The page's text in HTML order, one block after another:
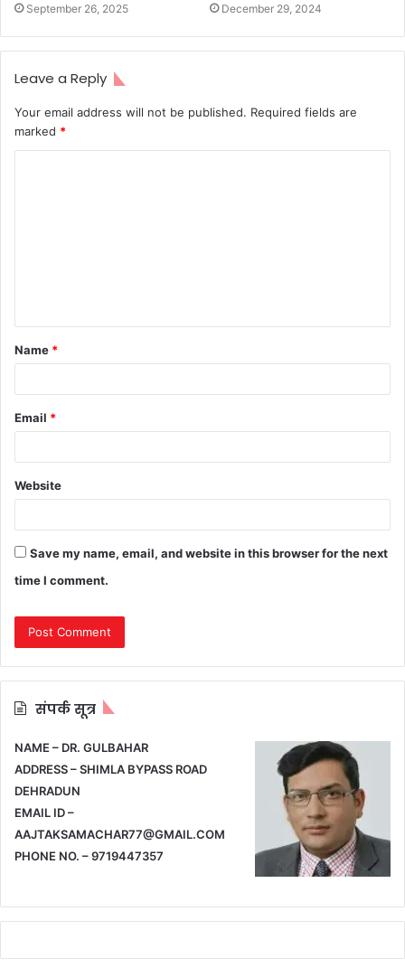
September 26, 2025 December 29, 2024
Leave a Reply
Your email address will not be published. Required fields are
marked *
t
*
Name *
Email *
Website
Save my name, email, and website in this browser for the next
time I comment.
संपर्क सूत्र
NAME – DR. GULBAHAR
ADDRESS – SHIMLA BYPASS ROAD
DEHRADUN
EMAIL ID –
AAJTAKSAMACHAR77@GMAIL.COM
PHONE NO. – 9719447357